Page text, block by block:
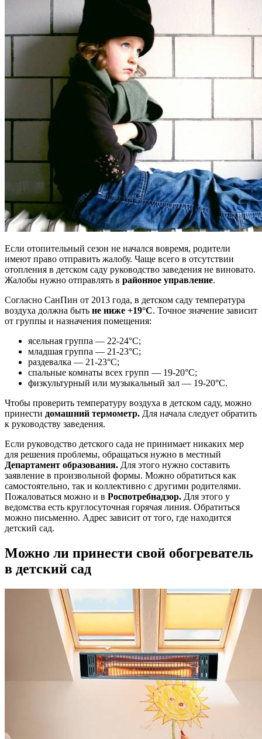
Если отопительный сезон не начался вовремя, родители
имеют право отправить жалобу. Чаще всего в отсутствии
отопления в детском саду руководство заведения не виновато.
Жалобы нужно отправлять в районное управление.
Согласно СанПин от 2013 года, в детском саду температура
воздуха должна быть не ниже +19°С. Точное значение зависит
от группы и назначения помещения:
ясельная группа — 22-24°С;
младшая группа — 21-23°С;
раздевалка — 21-23°С;
спальные комнаты всех групп — 19-20°С;
физкультурный или музыкальный зал — 19-20°С.
Чтобы проверить температуру воздуха в детском саду, можно
принести домашний термометр. Для начала следует обратить
к руководству заведения.
Если руководство детского сада не принимает никаких мер
для решения проблемы, обращаться нужно в местный
Департамент образования. Для этого нужно составить
заявление в произвольной формы. Можно обратиться как
самостоятельно, так и коллективно с другими родителями.
Пожаловаться можно и в Роспотребнадзор. Для этого у
ведомства есть круглосуточная горячая линия. Обратиться
можно письменно. Адрес зависит от того, где находится
детский сад.
Можно ли принести свой обогреватель
в детский сад